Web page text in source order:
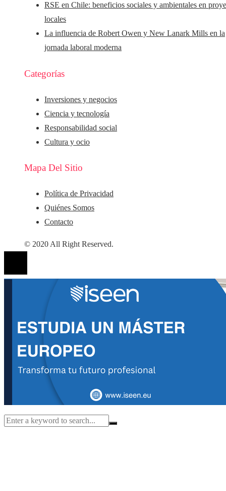
RSE en Chile: beneficios sociales y ambientales en
locales
La influencia de Robert Owen y New Lanark Mills en la
jornada laboral moderna
Categorías
Inversiones y negocios
Ciencia y tecnología
Responsabilidad social
Cultura y ocio
Mapa Del Sitio
Política de Privacidad
Quiénes Somos
Contacto
© 2020 All Right Reserved.